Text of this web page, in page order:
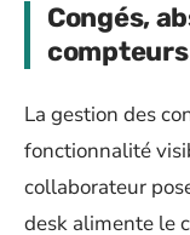
Congés,
La gestion des
fonctionnalité
collaborateur
desk alimente le